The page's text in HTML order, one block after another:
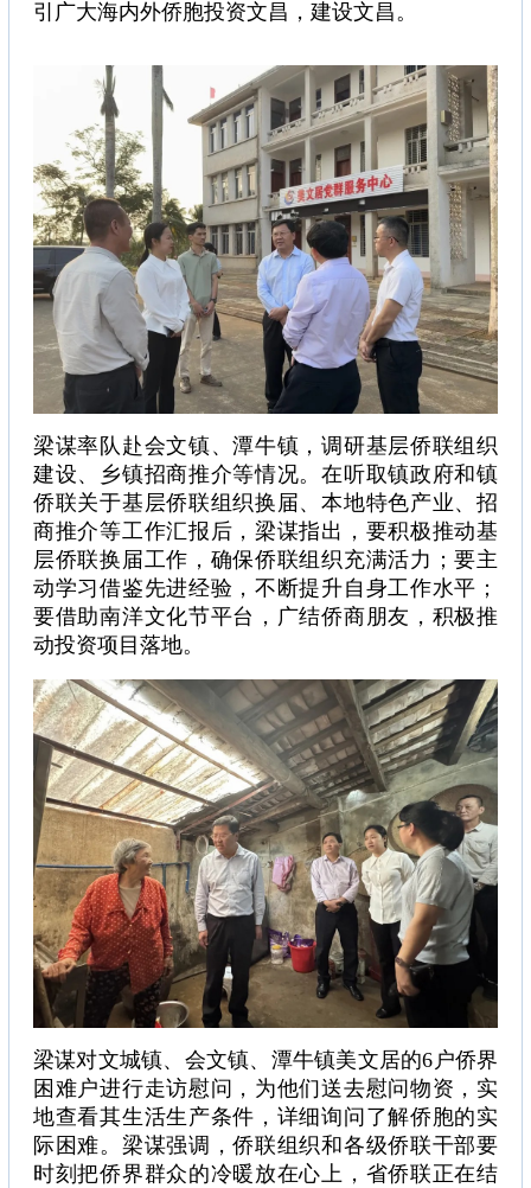
引广大海内外侨胞投资文昌，建设文昌。
梁谋率队赴会文镇、潭牛镇，调研基层侨联组织
建设、乡镇招商推介等情况。在听取镇政府和镇
侨联关于基层侨联组织换届、本地特色产业、招
商推介等工作汇报后，梁谋指出，要积极推动基
层侨联换届工作，确保侨联组织充满活力；要主
动学习借鉴先进经验，不断提升自身工作水平；
要借助南洋文化节平台，广结侨商朋友，积极推
动投资项目落地。
梁谋对文城镇、会文镇、潭牛镇美文居的6户侨界
困难户进行走访慰问，为他们送去慰问物资，实
地查看其生活生产条件，详细询问了解侨胞的实
际困难。梁谋强调，侨联组织和各级侨联干部要
时刻把侨界群众的冷暖放在心上，省侨联正在结